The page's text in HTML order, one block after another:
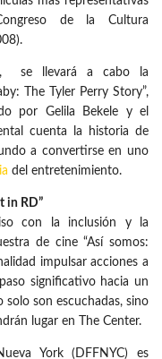
de la Cultura
se llevará a cabo la
The Tyler Perry Story”,
por Gelila Bekele y el
cuenta la historia de
a convertirse en uno
del entretenimiento.
in RD”
con la inclusión y la
de cine “Así somos:
impulsar acciones a
significativo hacia un
son escuchadas, sino
lugar en The Center.
York (DFFNYC) es